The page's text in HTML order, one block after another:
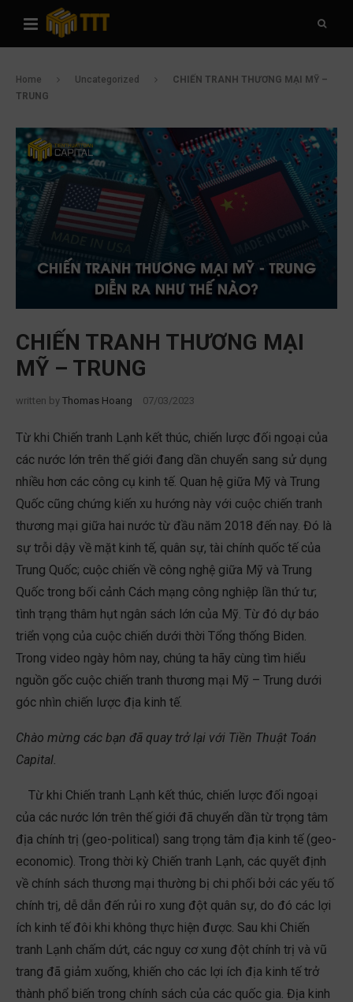
Home Uncategorized
CHIẾN TRANH THƯƠNG MẠI MỸ –
TRUNG
CHIẾN TRANH THƯƠNG MẠI
MỸ – TRUNG
written by Thomas Hoang 07/03/2023
Từ khi Chiến tranh Lạnh kết thúc, chiến lược đối ngoại của
các nước lớn trên thế giới đang dần chuyển sang sử dụng
nhiều hơn các công cụ kinh tế. Quan hệ giữa Mỹ và Trung
Quốc cũng chứng kiến xu hướng này với cuộc chiến tranh
thương mại giữa hai nước từ đầu năm 2018 đến nay. Đó là
sự trỗi dậy về mặt kinh tế, quân sự, tài chính quốc tế của
Trung Quốc; cuộc chiến về công nghệ giữa Mỹ và Trung
Quốc trong bối cảnh Cách mạng công nghiệp lần thứ tư;
tình trạng thâm hụt ngân sách lớn của Mỹ. Từ đó dự báo
triển vọng của cuộc chiến dưới thời Tổng thống Biden.
Trong video ngày hôm nay, chúng ta hãy cùng tìm hiểu
nguồn gốc cuộc chiến tranh thương mại Mỹ – Trung dưới
góc nhìn chiến lược địa kinh tế.
Chào mừng các bạn đã quay trở lại với Tiền Thuật Toán
Capital.
Từ khi Chiến tranh Lạnh kết thúc, chiến lược đối ngoại
của các nước lớn trên thế giới đã chuyển dần từ trọng tâm
địa chính trị (geo-political) sang trọng tâm địa kinh tế (geo-
economic). Trong thời kỳ Chiến tranh Lạnh, các quyết định
về chính sách thương mại thường bị chi phối bởi các yếu tố
chính trị, dễ dẫn đến rủi ro xung đột quân sự, do đó các lợi
ích kinh tế đôi khi không thực hiện được. Sau khi Chiến
tranh Lạnh chấm dứt, các nguy cơ xung đột chính trị và vũ
trang đã giảm xuống, khiến cho các lợi ích địa kinh tế trở
thành phổ biến trong chính sách của các quốc gia. Địa kinh